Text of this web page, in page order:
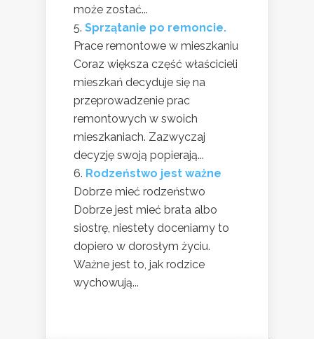
może zostać...
Sprzątanie po remoncie.
Prace remontowe w mieszkaniu
Coraz większa część właścicieli
mieszkań decyduje się na
przeprowadzenie prac
remontowych w swoich
mieszkaniach. Zazwyczaj
decyzję swoją popierają...
Rodzeństwo jest ważne
Dobrze mieć rodzeństwo
Dobrze jest mieć brata albo
siostrę, niestety doceniamy to
dopiero w dorosłym życiu.
Ważne jest to, jak rodzice
wychowują...